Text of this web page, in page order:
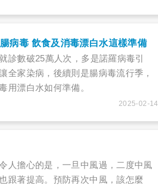
病毒 飲食及消毒漂白水這樣準備
診數破25萬人次，多是諾羅病毒引
全家染病，後續則是腸病毒流行季，
用漂白水如何準備。
2025-02-14
人擔心的是，一旦中風過，二度中風
跟著提高。預防再次中風，該怎麼